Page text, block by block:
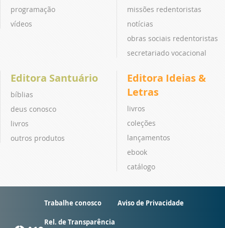
programação
vídeos
missões redentoristas
notícias
obras sociais redentoristas
secretariado vocacional
Editora Santuário
bíblias
deus conosco
livros
outros produtos
Editora Ideias &
Letras
livros
coleções
lançamentos
ebook
catálogo
Trabalhe conosco Aviso de Privacidade
Rel. de Transparência